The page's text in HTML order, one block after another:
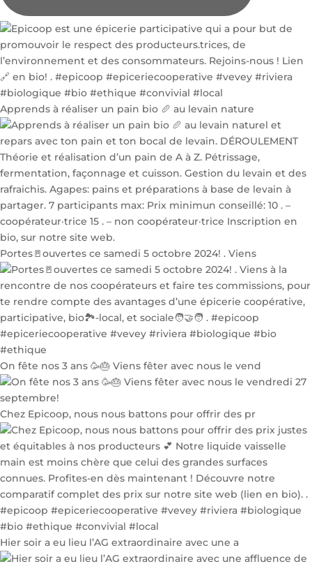
Apprends à réaliser un pain bio 🥖 au levain nature
Portes🚪ouvertes ce samedi 5 octobre 2024! . Viens
On fête nos 3 ans 🥳🎂 Viens fêter avec nous le vend
Chez Epicoop, nous nous battons pour offrir des pr
Hier soir a eu lieu l’AG extraordinaire avec une a